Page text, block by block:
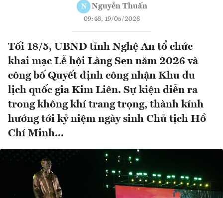
N Nguyễn Thuấn
09:48, 19/05/2026
Tối 18/5, UBND tỉnh Nghệ An tổ chức
khai mạc Lễ hội Làng Sen năm 2026 và
công bố Quyết định công nhận Khu du
lịch quốc gia Kim Liên. Sự kiện diễn ra
trong không khí trang trọng, thành kính
hướng tới kỷ niệm ngày sinh Chủ tịch Hồ
Chí Minh...